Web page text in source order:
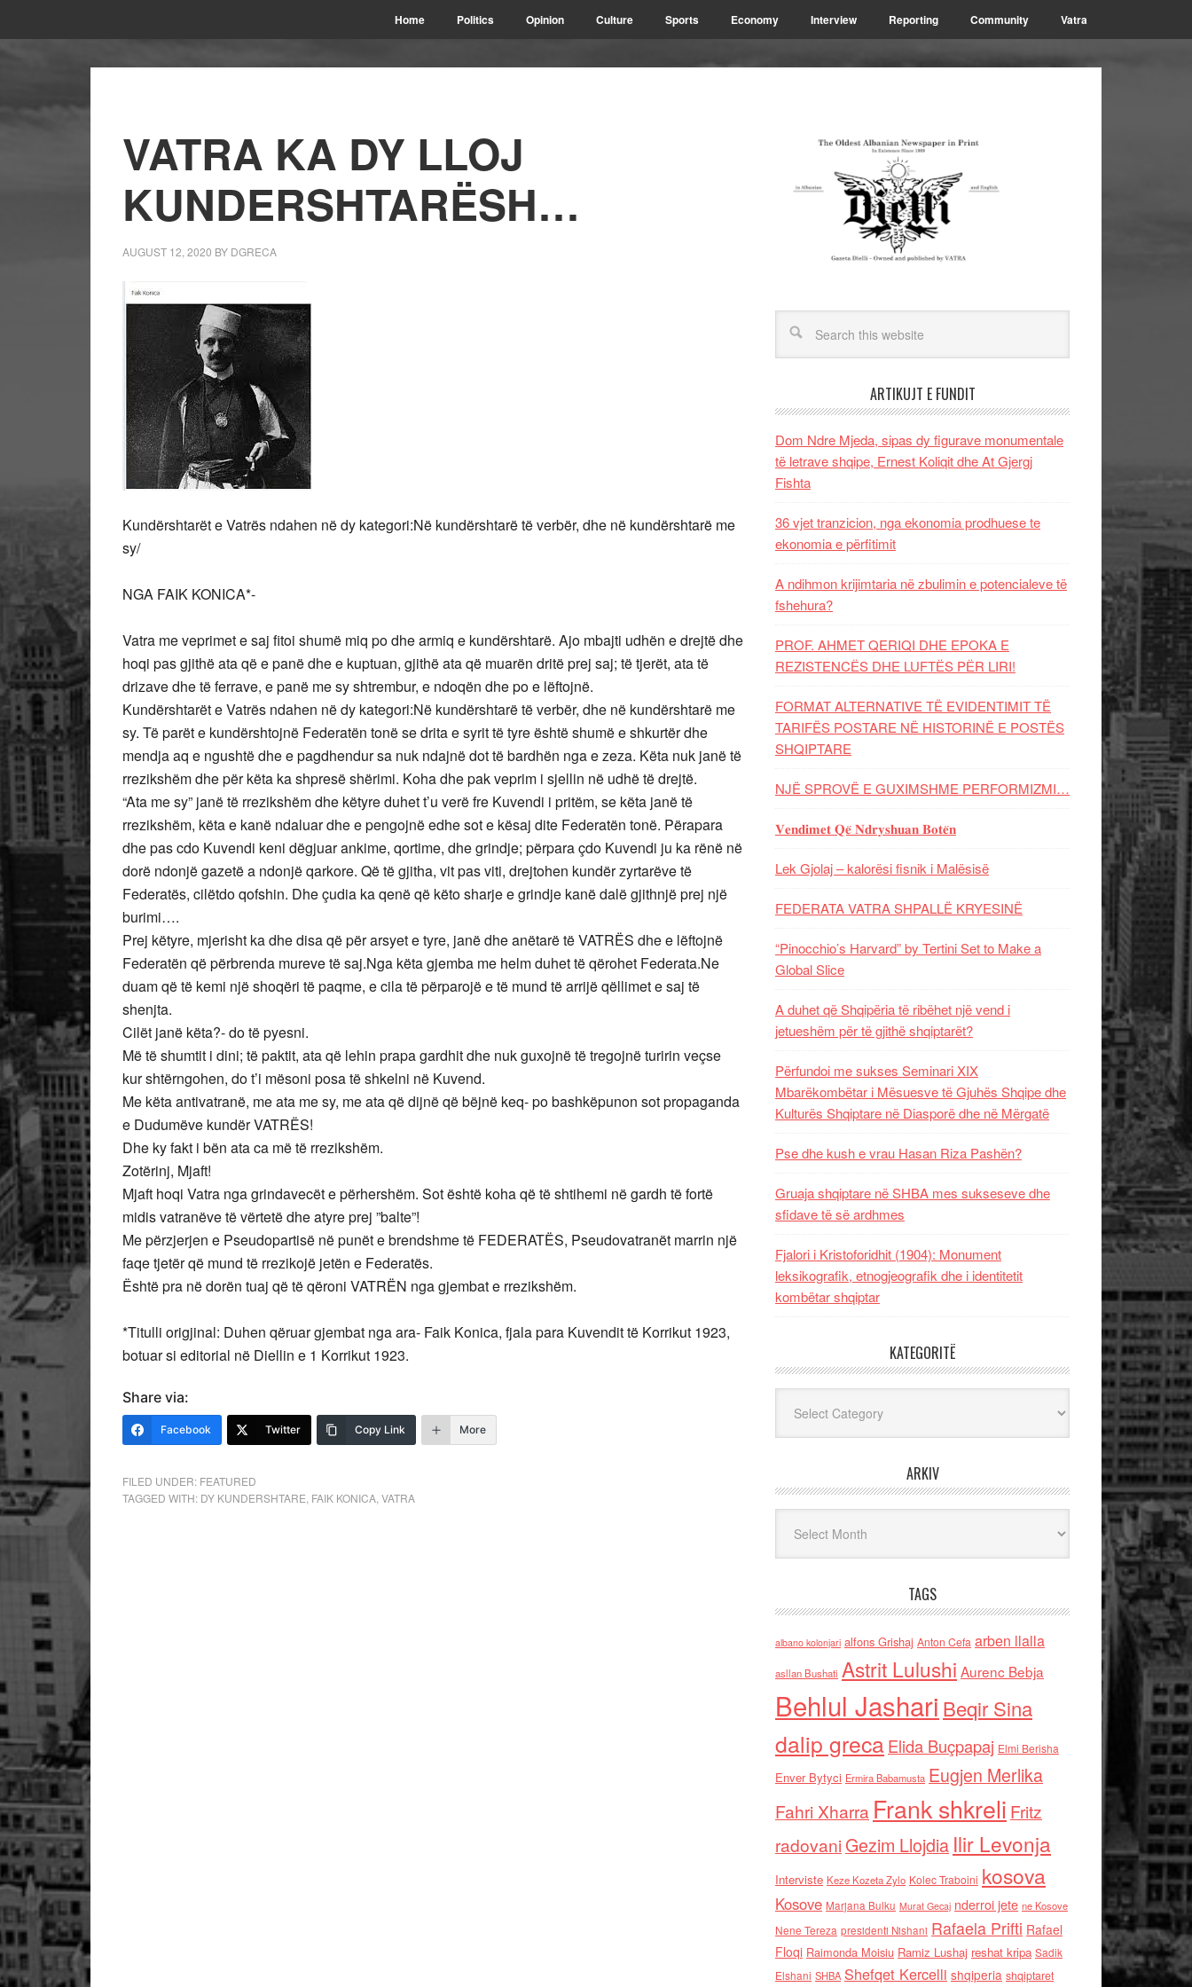
Home Politics Opinion Culture Sports Economy Interview Reporting Community Vatra
VATRA KA DY LLOJ
KUNDERSHTARËSH…
AUGUST 12, 2020 BY DGRECA
Kundërshtarët e Vatrës ndahen në dy kategori:Në kundërshtarë të verbër, dhe në kundërshtarë me
sy/
NGA FAIK KONICA*-
Vatra me veprimet e saj fitoi shumë miq po dhe armiq e kundërshtarë. Ajo mbajti udhën e drejtë dhe
hoqi pas gjithë ata që e panë dhe e kuptuan, gjithë ata që muarën dritë prej saj; të tjerët, ata të
drizave dhe të ferrave, e panë me sy shtrembur, e ndoqën dhe po e lëftojnë.
Kundërshtarët e Vatrës ndahen në dy kategori:Në kundërshtarë të verbër, dhe në kundërshtarë me
sy. Të parët e kundërshtojnë Federatën tonë se drita e syrit të tyre është shumë e shkurtër dhe
mendja aq e ngushtë dhe e pagdhendur sa nuk ndajnë dot të bardhën nga e zeza. Këta nuk janë të
rrezikshëm dhe për këta ka shpresë shërimi. Koha dhe pak veprim i sjellin në udhë të drejtë.
“Ata me sy” janë të rrezikshëm dhe këtyre duhet t’u verë fre Kuvendi i pritëm, se këta janë të
rrezikshëm, këta e kanë ndaluar dhe e pengojnë edhe sot e kësaj dite Federatën tonë. Përapara
dhe pas cdo Kuvendi keni dëgjuar ankime, qortime, dhe grindje; përpara çdo Kuvendi ju ka rënë në
dorë ndonjë gazetë a ndonjë qarkore. Që të gjitha, vit pas viti, drejtohen kundër zyrtarëve të
Federatës, cilëtdo qofshin. Dhe çudia ka qenë që këto sharje e grindje kanë dalë gjithnjë prej një
burimi….
Prej këtyre, mjerisht ka dhe disa që për arsyet e tyre, janë dhe anëtarë të VATRËS dhe e lëftojnë
Federatën që përbrenda mureve të saj.Nga këta gjemba me helm duhet të qërohet Federata.Ne
duam që të kemi një shoqëri të paqme, e cila të përparojë e të mund të arrijë qëllimet e saj të
shenjta.
Cilët janë këta?- do të pyesni.
Më të shumtit i dini; të paktit, ata që lehin prapa gardhit dhe nuk guxojnë të tregojnë turirin veçse
kur shtërngohen, do t’i mësoni posa të shkelni në Kuvend.
Me këta antivatranë, me ata me sy, me ata që dijnë që bëjnë keq- po bashkëpunon sot propaganda
e Dudumëve kundër VATRËS!
Dhe ky fakt i bën ata ca më të rrezikshëm.
Zotërinj, Mjaft!
Mjaft hoqi Vatra nga grindavecët e përhershëm. Sot është koha që të shtihemi në gardh të fortë
midis vatranëve të vërtetë dhe atyre prej ”balte”!
Me përzjerjen e Pseudopartisë në punët e brendshme të FEDERATËS, Pseudovatranët marrin një
faqe tjetër që mund të rrezikojë jetën e Federatës.
Është pra në dorën tuaj që të qëroni VATRËN nga gjembat e rrezikshëm.
*Titulli origjinal: Duhen qëruar gjembat nga ara- Faik Konica, fjala para Kuvendit të Korrikut 1923,
botuar si editorial në Diellin e 1 Korrikut 1923.
Share via:
Facebook Twitter Copy Link More
FILED UNDER: FEATURED
TAGGED WITH: DY KUNDERSHTARE FAIK KONICA VATRA
ARTIKUJT E FUNDIT
Dom Ndre Mjeda, sipas dy figurave monumentale
të letrave shqipe, Ernest Koliqit dhe At Gjergj
Fishta
36 vjet tranzicion, nga ekonomia prodhuese te
ekonomia e përfitimit
A ndihmon krijimtaria në zbulimin e potencialeve të
fshehura?
PROF. AHMET QERIQI DHE EPOKA E
REZISTENCЁS DHE LUFTЁS PЁR LIRI!
FORMAT ALTERNATIVE TË EVIDENTIMIT TË
TARIFËS POSTARE NË HISTORINË E POSTËS
SHQIPTARE
NJË SPROVË E GUXIMSHME PERFORMIZMI…
𝐕𝐞𝐧𝐝𝐢𝐦𝐞𝐭 𝐐𝐞̈ 𝐍𝐝𝐫𝐲𝐬𝐡𝐮𝐚𝐧 𝐁𝐨𝐭𝐞̈𝐧
Lek Gjolaj – kalorësi fisnik i Malësisë
FEDERATA VATRA SHPALLË KRYESINË
“Pinocchio’s Harvard” by Tertini Set to Make a
Global Slice
A duhet që Shqipëria të ribëhet një vend i
jetueshëm për të gjithë shqiptarët?
Përfundoi me sukses Seminari XIX
Mbarëkombëtar i Mësuesve të Gjuhës Shqipe dhe
Kulturës Shqiptare në Diasporë dhe në Mërgatë
Pse dhe kush e vrau Hasan Riza Pashën?
Gruaja shqiptare në SHBA mes sukseseve dhe
sfidave të së ardhmes
Fjalori i Kristoforidhit (1904): Monument
leksikografik, etnogjeografik dhe i identitetit
kombëtar shqiptar
KATEGORITË
ARKIV
TAGS
albano kolonjari alfons Grishaj Anton Cefa arben llalla
asllan Bushati Astrit Lulushi Aurenc Bebja
Behlul Jashari Beqir Sina
dalip grecaElida Buçpapaj Elmi Berisha
Enver Bytyci Ermira Babamusta Eugjen Merlika
Fahri Xharra Frank shkreli Fritz
radovaniGezim Llojdia Ilir Levonja
Interviste Keze Kozeta Zylo Kolec Traboini kosova
Kosove Marjana Bulku Murat Gecaj nderroi jete ne Kosove
Nene Tereza presidenti Nishani Rafaela Prifti Rafael
Floqi Raimonda Moisiu Ramiz Lushaj reshat kripa Sadik
Elshani SHBA Shefqet Kercelli shqiperia shqiptaret